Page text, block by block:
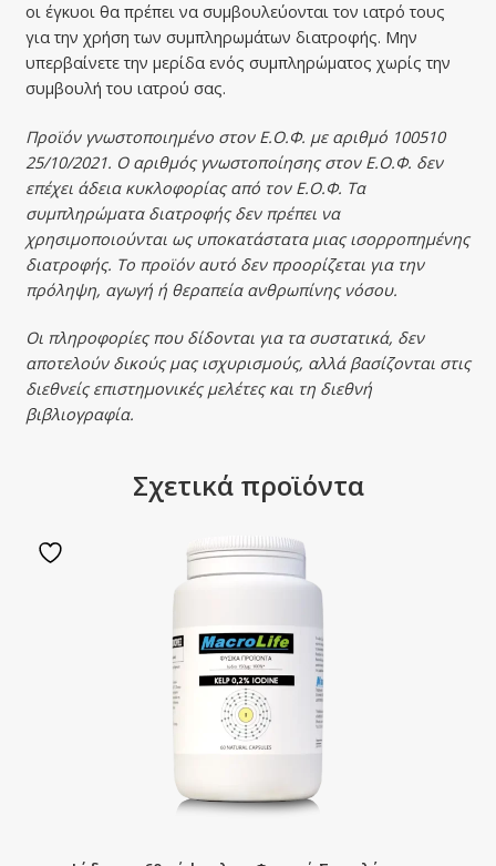
οι έγκυοι θα πρέπει να συμβουλεύονται τον ιατρό τους
για την χρήση των συμπληρωμάτων διατροφής. Μην
υπερβαίνετε την μερίδα ενός συμπληρώματος χωρίς την
συμβουλή του ιατρού σας.
Προϊόν γνωστοποιημένο στον Ε.Ο.Φ. με αριθμό 100510
25/10/2021. Ο αριθμός γνωστοποίησης στον Ε.Ο.Φ. δεν
επέχει άδεια κυκλοφορίας από τον Ε.Ο.Φ. Τα
συμπληρώματα διατροφής δεν πρέπει να
χρησιμοποιούνται ως υποκατάστατα μιας ισορροπημένης
διατροφής. Το προϊόν αυτό δεν προορίζεται για την
πρόληψη, αγωγή ή θεραπεία ανθρωπίνης νόσου.
Οι πληροφορίες που δίδονται για τα συστατικά, δεν
αποτελούν δικούς μας ισχυρισμούς, αλλά βασίζονται στις
διεθνείς επιστημονικές μελέτες και τη διεθνή
βιβλιογραφία.
Σχετικά προϊόντα